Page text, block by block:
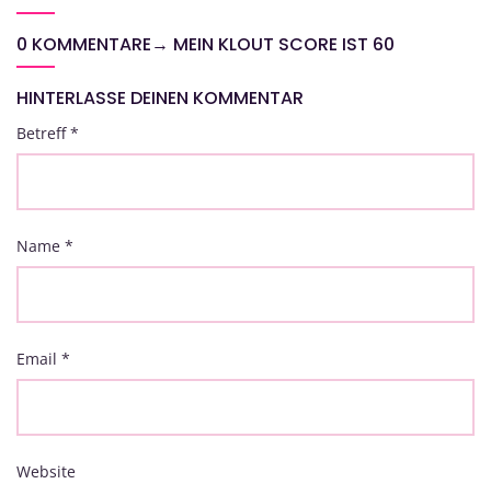
0 KOMMENTARE→ MEIN KLOUT SCORE IST 60
HINTERLASSE DEINEN KOMMENTAR
Betreff*
Name *
Email *
Website